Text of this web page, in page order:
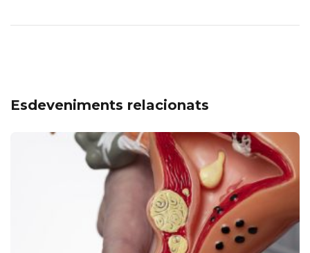
Esdeveniments relacionats